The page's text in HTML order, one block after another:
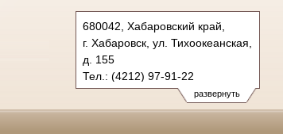
развернуть
680042, Хабаровский край,
г. Хабаровск, ул. Тихоокеанская,
д. 155
Тел.: (4212) 97-91-22
kraevoy.hbr@sudrf.ru